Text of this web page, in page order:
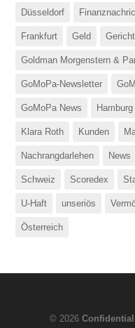
Düsseldorf
Frankfurt Geld Gericht
Goldman Morgenstern &
GoMoPa-Newsletter
GoMoPa News Hamburg
Klara Roth Kunden
Nachrangdarlehen News
Schweiz Scoredex
U-Haft unseriös
Österreich
© 2026